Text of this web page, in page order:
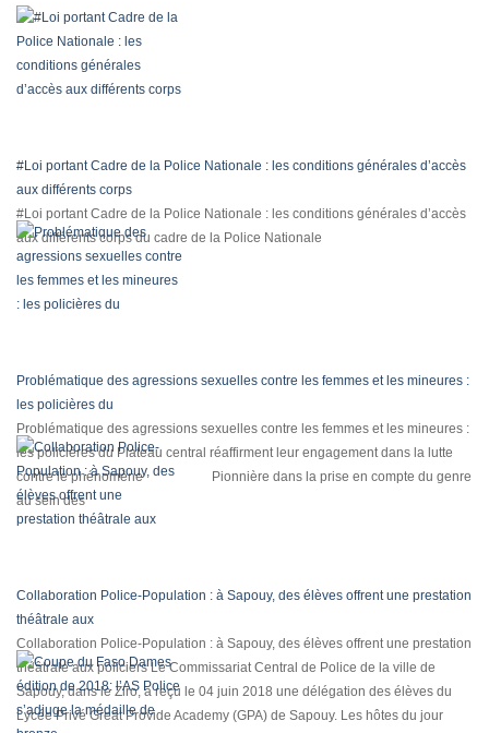
#Loi portant Cadre de la Police Nationale : les conditions générales d’accès
aux différents corps
#Loi portant Cadre de la Police Nationale : les conditions générales d’accès
aux différents corps du cadre de la Police Nationale
Problématique des agressions sexuelles contre les femmes et les mineures :
les policières du
Problématique des agressions sexuelles contre les femmes et les mineures :
les policières du Plateau central réaffirment leur engagement dans la lutte
contre le phénomène Pionnière dans la prise en compte du genre
au sein des
Collaboration Police-Population : à Sapouy, des élèves offrent une prestation
théâtrale aux
Collaboration Police-Population : à Sapouy, des élèves offrent une prestation
théâtrale aux policiers Le Commissariat Central de Police de la ville de
Sapouy, dans le Ziro, a reçu le 04 juin 2018 une délégation des élèves du
Lycée Privé Great Provide Academy (GPA) de Sapouy. Les hôtes du jour